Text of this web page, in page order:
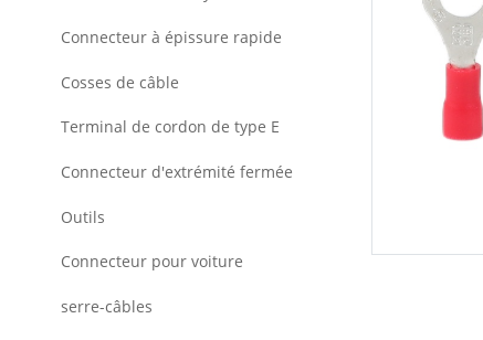
Connecteur à épissure rapide
Cosses de câble
Terminal de cordon de type E
Connecteur d'extrémité fermée
Outils
Connecteur pour voiture
serre-câbles